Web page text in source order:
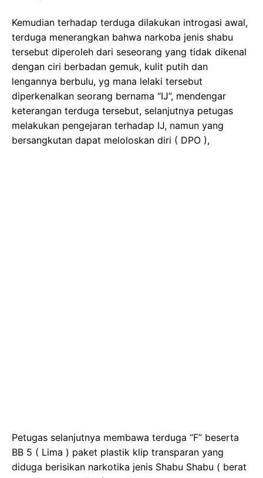
Kemudian terhadap terduga dilakukan introgasi awal,
terduga menerangkan bahwa narkoba jenis shabu
tersebut diperoleh dari seseorang yang tidak dikenal
dengan ciri berbadan gemuk, kulit putih dan
lengannya berbulu, yg mana lelaki tersebut
diperkenalkan seorang bernama “IJ”, mendengar
keterangan terduga tersebut, selanjutnya petugas
melakukan pengejaran terhadap IJ, namun yang
bersangkutan dapat meloloskan diri ( DPO ),
Petugas selanjutnya membawa terduga “F” beserta
BB 5 ( Lima ) paket plastik klip transparan yang
diduga berisikan narkotika jenis Shabu Shabu ( berat